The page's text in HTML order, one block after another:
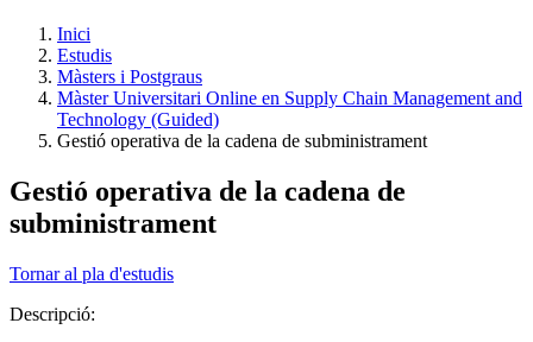
Inici
Estudis
Màsters i Postgraus
Màster Universitari Online en Supply Chain Management and
Technology (Guided)
Gestió operativa de la cadena de subministrament
Gestió operativa de la cadena de
subministrament
Tornar al pla d'estudis
Descripció: